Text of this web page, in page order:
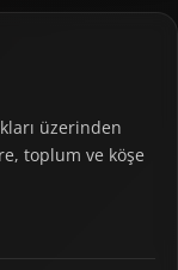
üzerinden
toplum ve köşe